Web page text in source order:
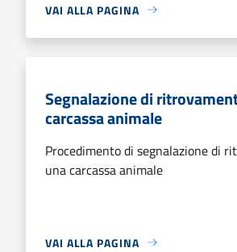
VAI ALLA PAGINA
Segnalazione di
carcassa animale
Procedimento di segnalazione di
una carcassa animale
VAI ALLA PAGINA